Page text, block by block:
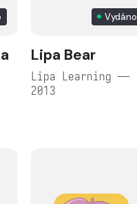
Vydáno
Lipa Bear
Lipa Learning —
2013